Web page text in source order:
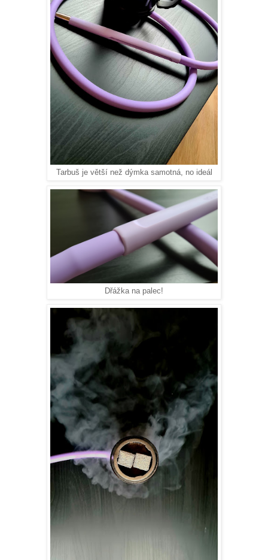
Tarbuš je větší než dýmka samotná, no ideál
Dřážka na palec!